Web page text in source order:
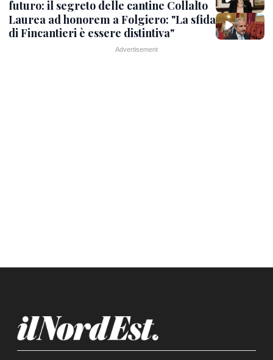
futuro: il segreto delle cantine Collalto
Laurea ad honorem a Folgiero: "La sfida
di Fincantieri è essere distintiva"